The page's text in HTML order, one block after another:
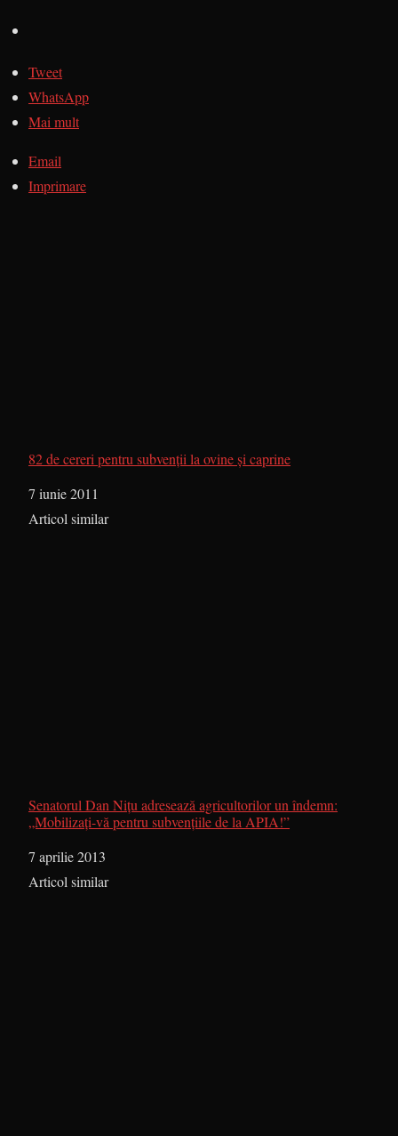
Tweet
WhatsApp
Mai mult
Email
Imprimare
82 de cereri pentru subvenții la ovine și caprine
Dată
7 iunie 2011
În legătură cu
Articol similar
Senatorul Dan Niţu adresează agricultorilor un îndemn:
„Mobilizaţi-vă pentru subvenţiile de la APIA!”
Dată
7 aprilie 2013
În legătură cu
Articol similar